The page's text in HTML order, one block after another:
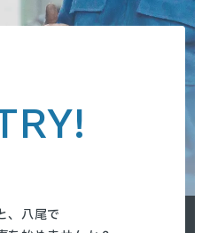
、八尾で